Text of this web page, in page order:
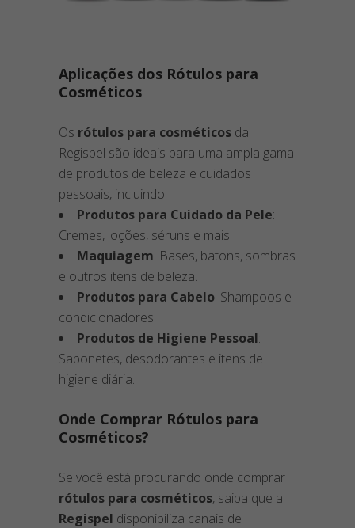
Aplicações dos Rótulos para
Cosméticos
Os rótulos para cosméticos da
Regispel são ideais para uma ampla gama
de produtos de beleza e cuidados
pessoais, incluindo:
Produtos para Cuidado da Pele:
Cremes, loções, séruns e mais.
Maquiagem: Bases, batons, sombras
e outros itens de beleza.
Produtos para Cabelo: Shampoos e
condicionadores.
Produtos de Higiene Pessoal:
Sabonetes, desodorantes e itens de
higiene diária.
Onde Comprar Rótulos para
Cosméticos?
Se você está procurando onde comprar
rótulos para cosméticos, saiba que a
Regispel disponibiliza canais de